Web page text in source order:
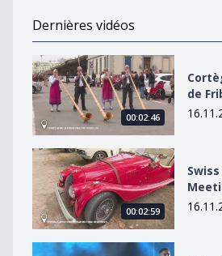
Dernières vidéos
Cortège de la Cantonale de
00:02:46
de
Swiss Classic British Car
00:02:59
Fête de la musique à Lausanne